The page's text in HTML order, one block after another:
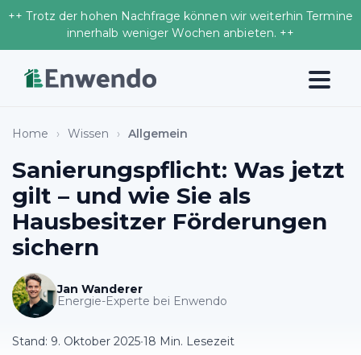
++ Trotz der hohen Nachfrage können wir weiterhin Termine
innerhalb weniger Wochen anbieten. ++
Home › Wissen › Allgemein
Sanierungspflicht: Was jetzt
gilt – und wie Sie als
Hausbesitzer Förderungen
sichern
Jan Wanderer
Energie-Experte bei Enwendo
Stand: 9. Oktober 2025•18 Min. Lesezeit